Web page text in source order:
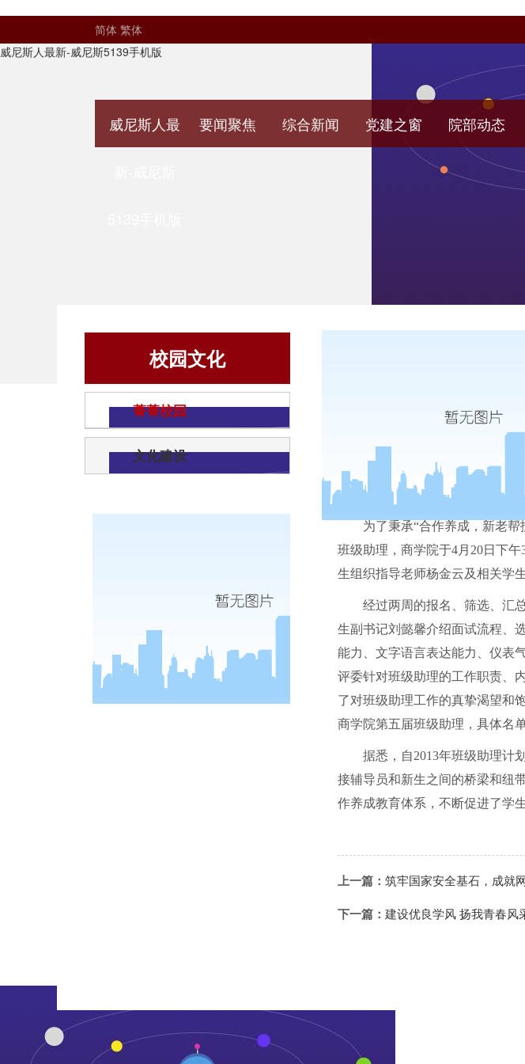
简体 繁体
威尼斯人最新-威尼斯5139手机版
威尼斯人最 要闻聚焦 综合新闻 党建之窗 院部动态
校园文化
菁菁校园
文化建设
为了秉承“合作养成，新老
班级助理，商学院于4月 20日下午
生组织指导老师杨金云及相关学
经过两周的报名、筛选、汇
生副书记刘懿馨介绍面试流程、
能力、文字语言表达能力、仪表
评委针对班级助理的工作职责、
了对班级助理工作的真挚渴望和
商学院第五届班级助理，具体名
据悉，自2013年班级助理计
接辅导员和新生之间的桥梁和纽
作养成教育体系，不断促进了学
上一篇： 筑牢国家安全基石，成就
下一篇： 建设优良学风 扬我青春